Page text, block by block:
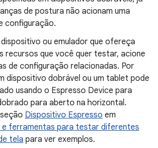
de postura não acionam uma
configuração.
dispositivo ou emulador que ofereça
recursos que você quer testar, acione
de configuração relacionadas. Por
dispositivo dobrável ou um tablet pode
usando o Espresso Device para
para aberto na horizontal.
Dispositivo Espresso em
e ferramentas para testar diferentes
tela para ver exemplos.